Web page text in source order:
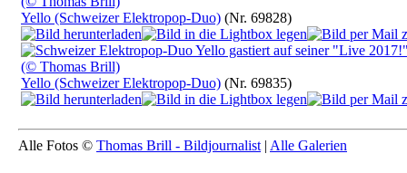
Yello (Schweizer Elektropop-Duo) (Nr. 69828)
Yello (Schweizer Elektropop-Duo) (Nr. 69835)
Alle Fotos © Thomas Brill - Bildjournalist | Alle Galerien